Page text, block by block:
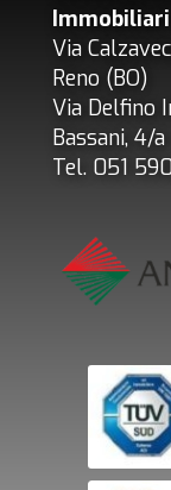
Via
Reno (BO)
Via Delfino
Bassani, 4/
Tel. 051